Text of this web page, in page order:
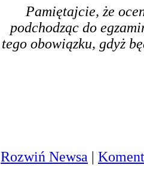
Pamiętajcie, że
podchodząc do
tego obowiązku, gdyż
Rozwiń Newsa |